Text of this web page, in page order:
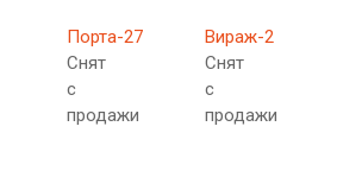
Порта-27
Снят
с
продажи
Вираж-2
Снят
с
продажи